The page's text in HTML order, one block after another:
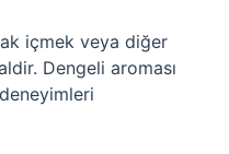
içmek veya diğer
Dengeli aroması